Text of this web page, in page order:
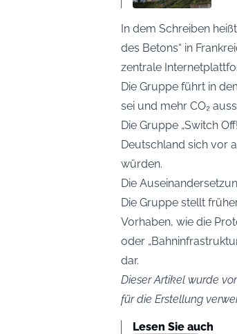
In dem Schreiben
des Betons“ in
zentrale
Die Gruppe führt in
sei und mehr CO₂
Die Gruppe „Switch
Deutschland sich vor
würden.
Die
Die Gruppe stellt
Vorhaben, wie die
oder
dar.
Dieser Artikel wurde
für die Erstellung
Lesen Sie auch